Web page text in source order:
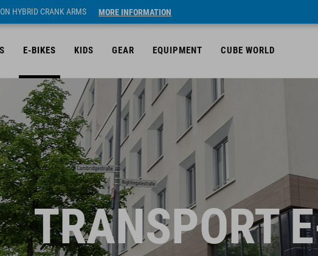
HYBRID CRANK ARMS MORE INFORMATION
E-BIKES KIDS GEAR EQUIPMENT CUBE WORLD
TRANSPORT